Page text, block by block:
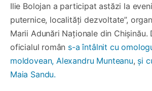
Ilie Bolojan a participat astăzi la
puternice, localități dezvoltate”,
Marii Adunări Naționale din Chișinău.
oficialul român s-a întâlnit cu
moldovean, Alexandru Munteanu, și
Maia Sandu.